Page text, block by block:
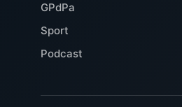
GPdPa
Sport
Podcast